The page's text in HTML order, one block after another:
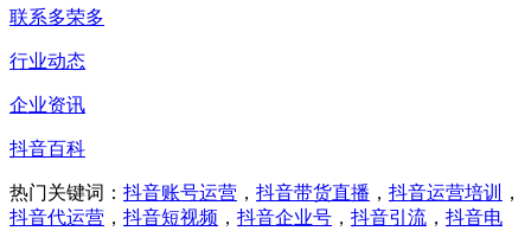
联系多荣多
行业动态
企业资讯
抖音百科
热门关键词： 抖音账号运营 ， 抖音带货直播 ， 抖音运营培训
，
抖音代运营 ， 抖音短视频 ， 抖音企业号 ， 抖音引流 ， 抖音电